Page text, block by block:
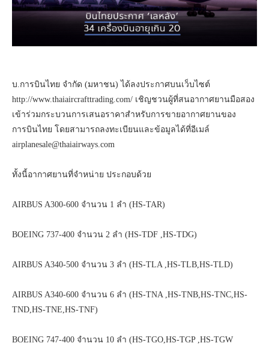
บ.การบินไทย จำกัด (มหาชน) ได้ลงประกาศบนเว็บไซต์
http://www.thaiaircrafttrading.com/ เชิญชวนผู้ที่สนอากาศยานมือสอง
เข้าร่วมกระบวนการเสนอราคาสำหรับการขายอากาศยานของ
การบินไทย โดยสามารถลงทะเบียนและข้อมูลได้ที่อีเมล์
airplanesale@thaiairways.com
ทั้งนี้อากาศยานที่จำหน่าย ประกอบด้วย
AIRBUS A300-600 จำนวน 1 ลำ (HS-TAR)
BOEING 737-400 จำนวน 2 ลำ (HS-TDF ,HS-TDG)
AIRBUS A340-500 จำนวน 3 ลำ (HS-TLA ,HS-TLB,HS-TLD)
AIRBUS A340-600 จำนวน 6 ลำ (HS-TNA ,HS-TNB,HS-TNC,HS-
TND,HS-TNE,HS-TNF)
BOEING 747-400 จำนวน 10 ลำ (HS-TGO,HS-TGP ,HS-TGW